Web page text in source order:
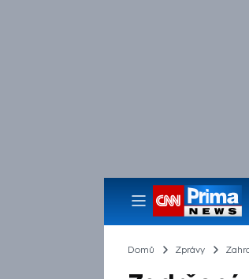
Domů Zprávy